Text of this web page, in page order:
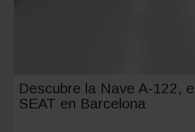
Descubre la Nave A-122,
SEAT en Barcelona